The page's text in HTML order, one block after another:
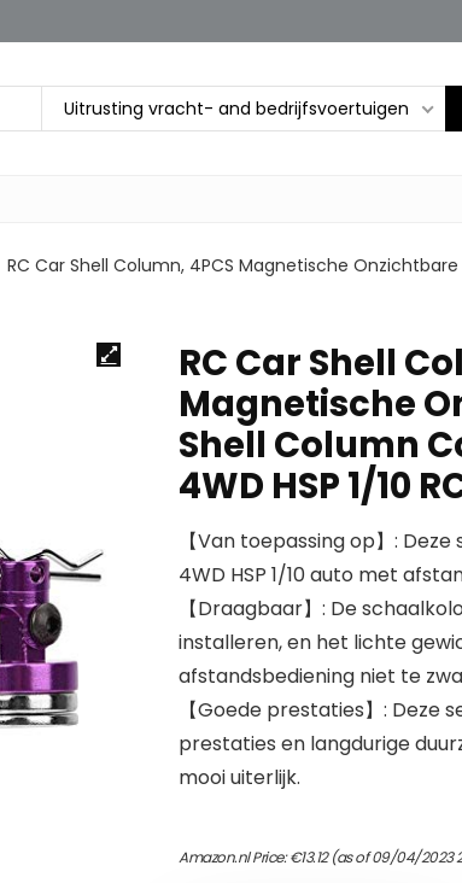
Uitrusting vracht- and bedrijfsvoertuigen
RC Car Shell Column, 4PCS Magnetische
RC Car Shell
Magnetische
Shell Column
4WD HSP 1/10
【Van toepassing op】:
4WD HSP 1/10 auto met
【Draagbaar】: De
installeren, en het lichte
afstandsbediening niet te
【Goede prestaties】:
prestaties en langdurige
mooi uiterlijk.
Amazon.nl Price:€13.12(as of 09/04/2023